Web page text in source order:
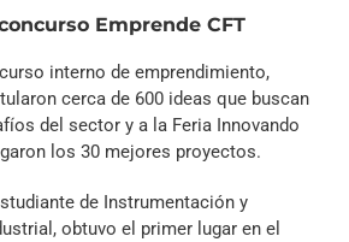
Emprende CFT
interno de emprendimiento,
cerca de 600 ideas que buscan
del sector y a la Feria Innovando
los 30 mejores proyectos.
de Instrumentación y
obtuvo el primer lugar en el